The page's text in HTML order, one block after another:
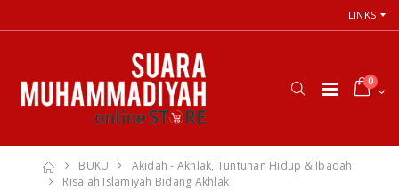
LINKS
0
BUKU
Akidah - Akhlak, Tuntunan Hidup & Ibadah
Risalah Islamiyah Bidang Akhlak